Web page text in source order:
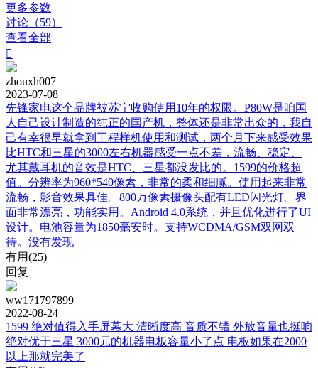
更多参数
讨论（59）
查看全部

zhouxh007
2023-07-08
先锋家电这个品牌被苏宁收购使用10年的权限。P80W是咱国
人自己设计制造的纯正的国产机，整体还是非常出众的，我自
己有幸很早就拿到工程样机使用和测试，两个月下来感受效果
比HTC和三星的3000左右机器感受一点不差，流畅、稳定、
尤其戴耳机的音效是HTC、三星都没发比的。1599的价格超
值。分辨率为960*540像素，非常的柔和细腻。使用起来非常
流畅，影音效果具佳。800万像素摄像头配有LED闪光灯。界
面非常漂亮，功能实用。Android 4.0系统，并且优化进行了UI
设计。电池容量为1850毫安时。支持WCDMA/GSM双网双
待。没有发现
有用(25)
回复
ww171797899
2022-08-24
1599 绝对值得入手屏幕大 清晰度高 音质不错 外放音量也挺响
绝对优于三星 3000元的机器电板容量小了点 电板如果在2000
以上那就完美了